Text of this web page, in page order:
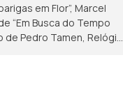
em Flor”, Marcel
“Em Busca do Tempo
de Pedro Tamen, Relógio